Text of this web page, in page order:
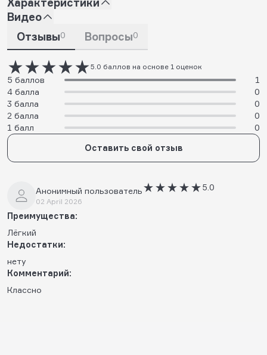
Видео
Отзывы0 Вопросы0
5.0 баллов на основе 1 оценок
5 баллов
1
4 балла
0
3 балла
0
2 балла
0
1 балл
0
Оставить свой отзыв
Анонимный пользователь
02 April 2026
5.0
Преимущества:
Лёгкий
Недостатки:
нету
Комментарий:
Классно